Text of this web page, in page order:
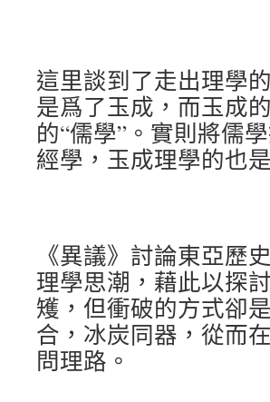
這里談到了走出理學
是爲了玉成，而玉成
的“儒學”。實則將儒
經學，玉成理學的也
《異議》討論東亞歷
理學思潮，藉此以探
矱，但衝破的方式卻
合，冰炭同器，從而
問理路。